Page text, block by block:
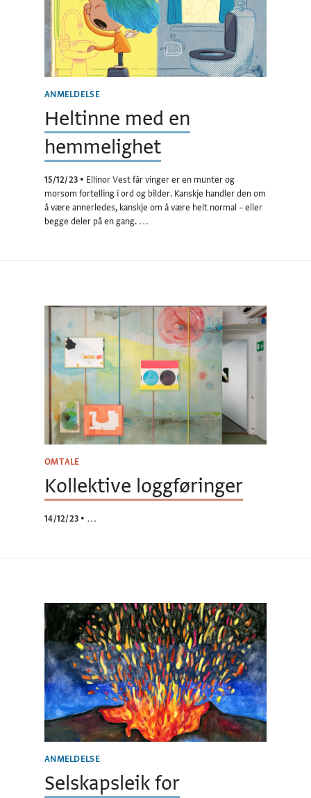
ANMELDELSE
Heltinne med en
hemmelighet
15/12/23 • Ellinor Vest får vinger er en munter og
morsom fortelling i ord og bilder. Kanskje handler den om
å være annerledes, kanskje om å være helt normal – eller
begge deler på en gang. …
OMTALE
Kollektive loggføringer
14/12/23 • …
ANMELDELSE
Selskapsleik for